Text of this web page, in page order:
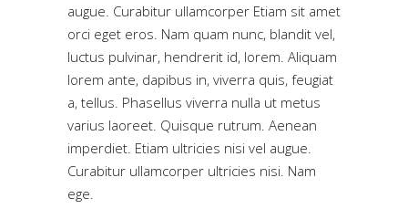
augue. Curabitur ullamcorper Etiam sit amet
orci eget eros. Nam quam nunc, blandit vel,
luctus pulvinar, hendrerit id, lorem. Aliquam
lorem ante, dapibus in, viverra quis, feugiat
a, tellus. Phasellus viverra nulla ut metus
varius laoreet. Quisque rutrum. Aenean
imperdiet. Etiam ultricies nisi vel augue.
Curabitur ullamcorper ultricies nisi. Nam
ege.